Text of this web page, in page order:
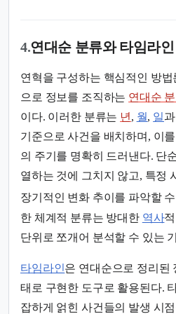
4.연대순 분류와 타임라인
연혁을 구성하는 핵심적인 방법
으로 정보를 조직하는 연대순
이다. 이러한 분류는 년, 월, 일
기준으로 사건을 배치하며, 이
의 주기를 명확히 드러낸다. 단
열하는 것에 그치지 않고, 특정
장기적인 변화 추이를 파악할
한 체계적 분류는 방대한 역사
단위로 쪼개어 분석할 수 있는
타임라인은 연대순으로 정리된
태로 구현한 도구로 활용된다.
잡하게 얽힌 사건들의 발생 시